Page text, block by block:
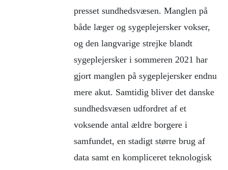
presset sundhedsvæsen. Manglen på
både læger og sygeplejersker vokser,
og den langvarige strejke blandt
sygeplejersker i sommeren 2021 har
gjort manglen på sygeplejersker endnu
mere akut. Samtidig bliver det danske
sundhedsvæsen udfordret af et
voksende antal ældre borgere i
samfundet, en stadigt større brug af
data samt en kompliceret teknologisk